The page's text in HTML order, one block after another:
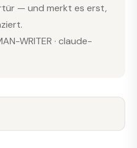
— und merkt es erst,
WRITER · claude-